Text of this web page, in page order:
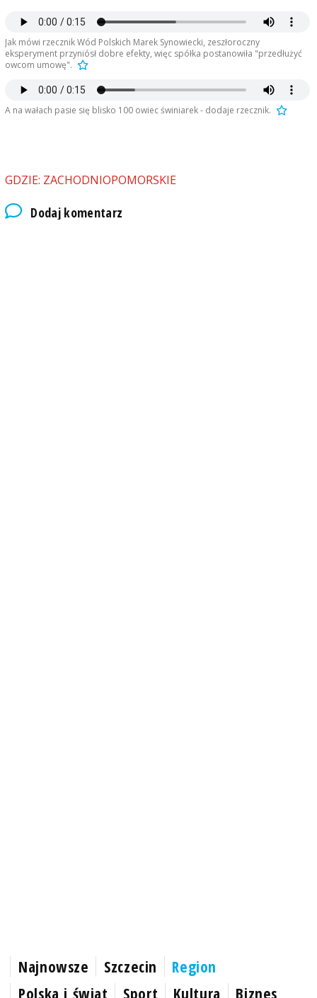
Jak mówi rzecznik Wód Polskich Marek Synowiecki, zeszłoroczny
eksperyment przyniósł dobre efekty, więc spółka postanowiła "przedłużyć
owcom umowę".
A na wałach pasie się blisko 100 owiec świniarek - dodaje rzecznik.
GDZIE: ZACHODNIOPOMORSKIE
Dodaj komentarz
Najnowsze Szczecin
Region
Polska i świat
Sport Kultura Biznes